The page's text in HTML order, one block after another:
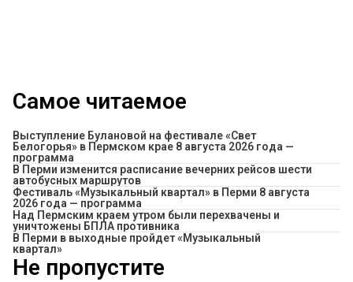
Самое читаемое
Выступление Булановой на фестивале «Свет
Белогорья» в Пермском крае 8 августа 2026 года —
программа
​В Перми изменится расписание вечерних рейсов шести
автобусных маршрутов
Фестиваль «Музыкальный квартал» в Перми 8 августа
2026 года — программа
Над Пермским краем утром были перехвачены и
уничтожены БПЛА противника
В Перми в выходные пройдет «Музыкальный
квартал»
Не пропустите